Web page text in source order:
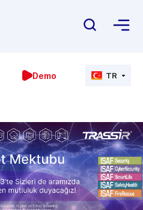
Demo TR